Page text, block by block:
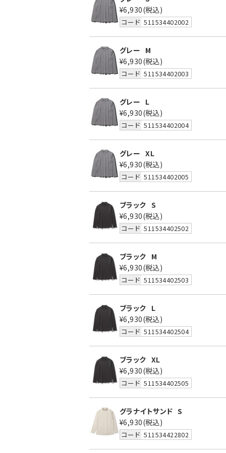
¥6,930(税込)
コード 511534402002
グレー M
¥6,930(税込)
コード 511534402003
グレー L
¥6,930(税込)
コード 511534402004
グレー XL
¥6,930(税込)
コード 511534402005
ブラック S
¥6,930(税込)
コード 511534402502
ブラック M
¥6,930(税込)
コード 511534402503
ブラック L
¥6,930(税込)
コード 511534402504
ブラック XL
¥6,930(税込)
コード 511534402505
グラナイトサンド S
¥6,930(税込)
コード 511534422802